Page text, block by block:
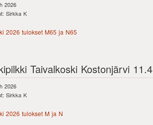
2026
Sirkka K
2026 tulokset M65 ja N65
Taivalkoski Kostonjärvi
2026
Sirkka K
2026 tulokset M ja N